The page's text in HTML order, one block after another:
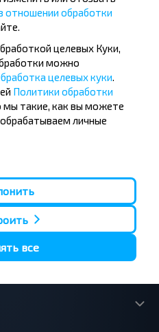
Минск - Барановичи
Гомель - Минск
Брест - Тересполь
Брест - Беловежская Пуща
Брест - Минск
Москва - Барановичи
Брест - Люблин
Брест - Варшава
отношении обработки
целевых Куки,
можно
целевых куки.
Политики обработки
мы такие, как вы можете
личные
все